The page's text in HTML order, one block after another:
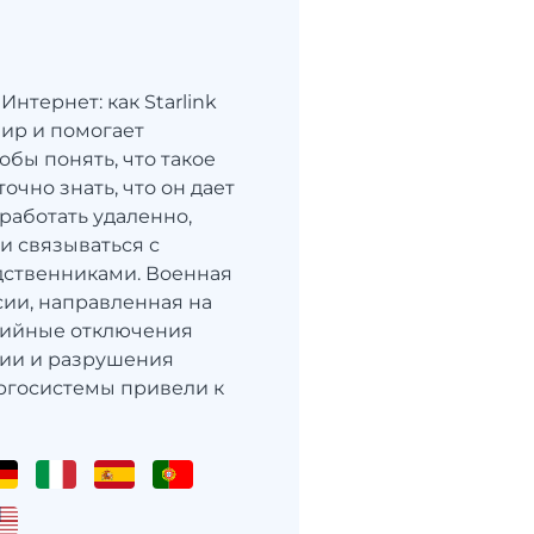
как Starlink
и помогает
понять, что такое
знать, что он дает
удаленно,
связываться с
Военная
направленная на
отключения
и разрушения
привели к